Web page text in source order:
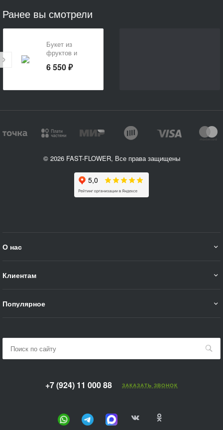
Ранее вы смотрели
Букет из
фруктов и
6 550 ₽
© 2026 FAST-FLOWER, Все права защищены
О нас
Клиентам
Популярное
+7 (924) 11 000 88 ЗАКАЗАТЬ ЗВОНОК